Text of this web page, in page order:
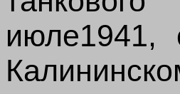
июле1941,